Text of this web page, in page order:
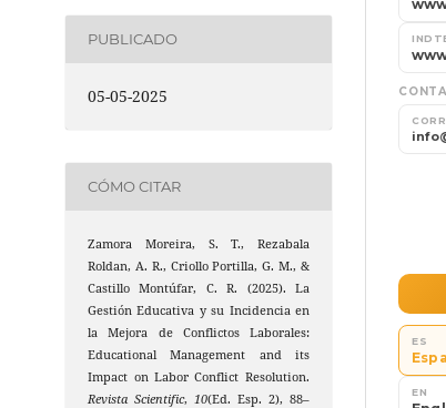
PUBLICADO
05-05-2025
CÓMO CITAR
Zamora Moreira, S. T., Rezabala
Roldan, A. R., Criollo Portilla, G. M., &
Castillo Montúfar, C. R. (2025). La
Gestión Educativa y su Incidencia en
la Mejora de Conflictos Laborales:
Educational Management and its
Impact on Labor Conflict Resolution.
Revista Scientific,10(Ed. Esp. 2), 88–